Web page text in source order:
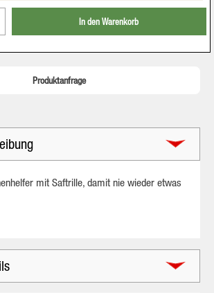
Gib den gewünschten Wert ein
In den Warenkorb
Produktanfrage
mit Saftrille, damit nie wieder etwas